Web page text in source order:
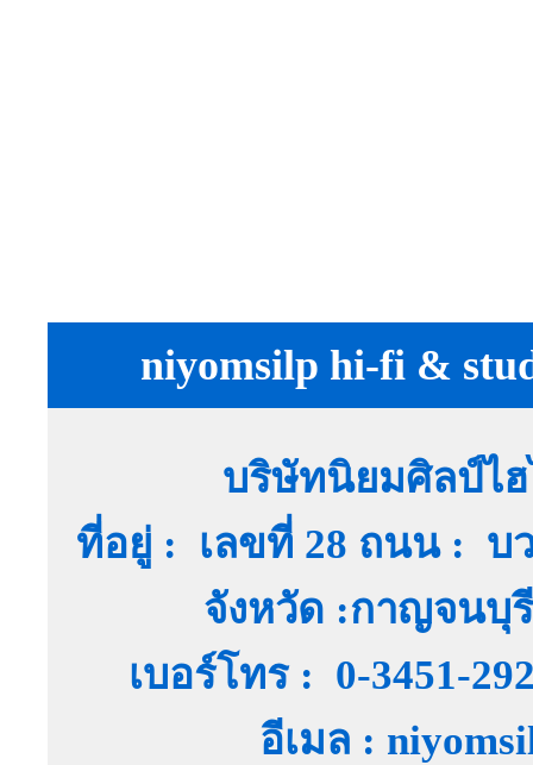
niyomsilp hi-fi &
บริษัทนิยมศิลป์ไ
ที่อยู่ : เลขที่ 28 ถนน : บ
จังหวัด :กาญจน
เบอร์โทร : 0-3451-
อีเมล :